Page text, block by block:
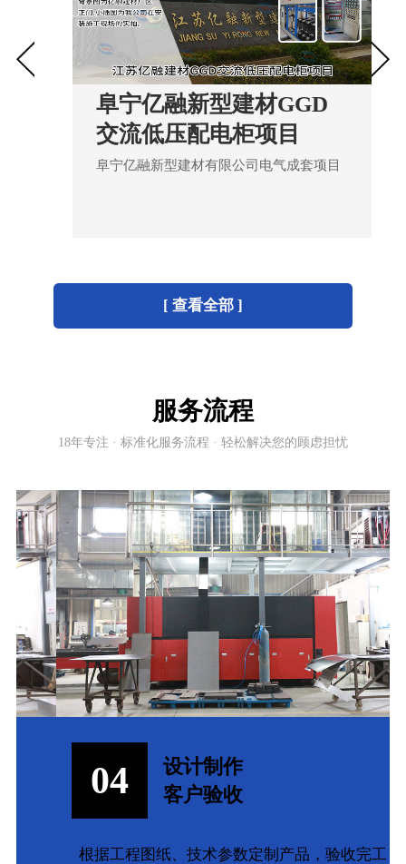
阜宁亿融新型建材GGD
交流低压配电柜项目
阜宁亿融新型建材有限公司电气成套项目
[ 查看全部 ]
服务流程
18年专注 · 标准化服务流程 · 轻松解决您的顾虑担忧
设计制作
客户验收
根据工程图纸、技术参数定制产品，验收完工